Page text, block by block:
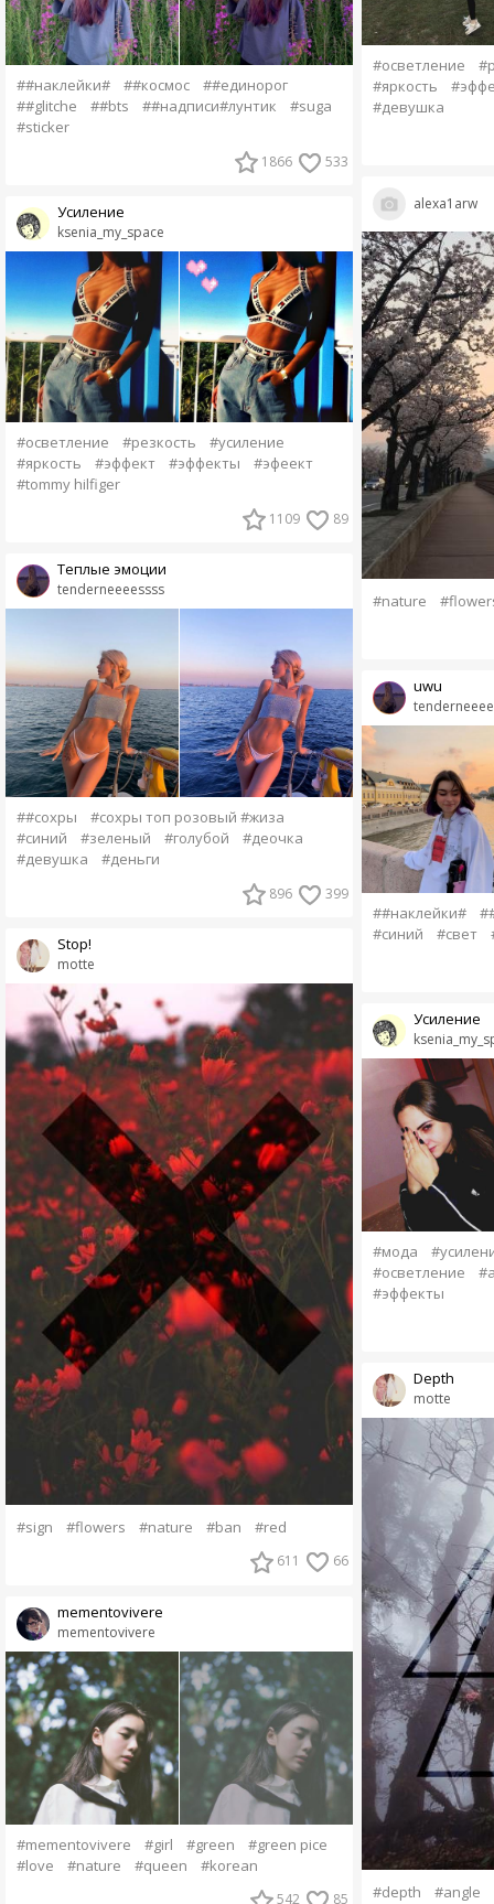
##наклейки# ##космос
##единорог
##glitche
##bts ##надписи#лунтик
#suga
#sticker
1866 533
ksenia_my_space
Усиление
#осветление #резкость
#усиление
#яркость
#эффект #эффекты
#эфеект
#tommy hilfiger
1109 89
tenderneeeessss
Теплые эмоции
##сохры
#сохры топ розовый #жиза
#синий
#зеленый #голубой
#деочка
#девушка
#деньги
896 399
motte
Stop!
#sign #flowers #nature #ban #red
611 66
mementovivere
mementovivere
#mementovivere #girl #green
#green pice
#love
#nature #queen #korean
542 85
#осветление
#яркость
#девушка
alexa1arw
#nature
uwu
##наклейки#
#синий
#свет
Усиление
#мода
#осветление
#эффекты
motte
Depth
#depth #angle